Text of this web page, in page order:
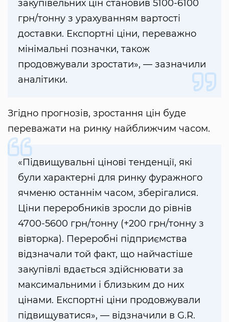
закупівельних цін становив 5100-6100
грн/тонну з урахуванням вартості
доставки. Експортні ціни, переважно
мінімальні позначки, також
продовжували зростати», — зазначили
аналітики.
Згідно прогнозів, зростання цін буде
переважати на ринку найближчим часом.
«Підвищувальні цінові тенденції, які
були характерні для ринку фуражного
ячменю останнім часом, зберігалися.
Ціни переробників зросли до рівнів
4700-5600 грн/тонну (+200 грн/тонну з
вівторка). Переробні підприємства
відзначали той факт, що найчастіше
закупівлі вдається здійснювати за
максимальними і близьким до них
цінами. Експортні ціни продовжували
підвищуватися», — відзначили в G.R.